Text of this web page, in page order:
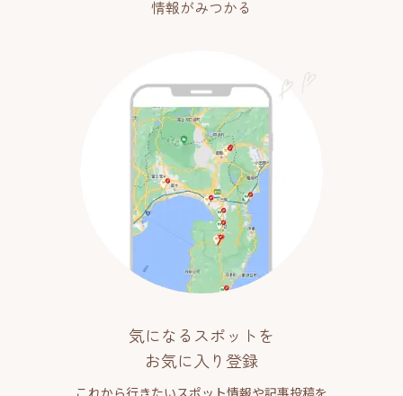
情報がみつかる
気になるスポットを
お気に入り登録
これから行きたいスポット情報や記事投稿を